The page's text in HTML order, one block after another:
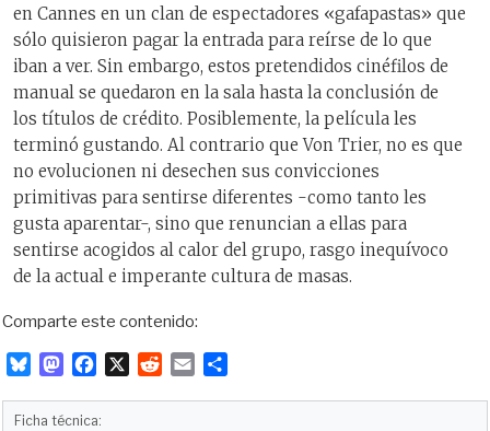
en Cannes en un clan de espectadores «gafapastas» que
sólo quisieron pagar la entrada para reírse de lo que
iban a ver. Sin embargo, estos pretendidos cinéfilos de
manual se quedaron en la sala hasta la conclusión de
los títulos de crédito. Posiblemente, la película les
terminó gustando. Al contrario que Von Trier, no es que
no evolucionen ni desechen sus convicciones
primitivas para sentirse diferentes -como tanto les
gusta aparentar-, sino que renuncian a ellas para
sentirse acogidos al calor del grupo, rasgo inequívoco
de la actual e imperante cultura de masas.
Comparte este contenido:
u
M
X
Ficha técnica: